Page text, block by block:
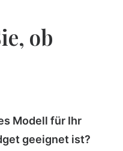
ob
Modell für Ihr
geeignet ist?